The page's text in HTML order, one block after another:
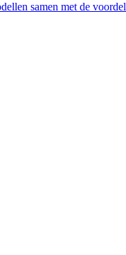
samen met de